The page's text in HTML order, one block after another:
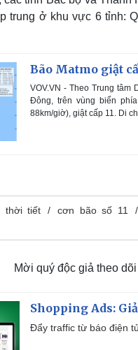
trung ở khu vực 6 tỉnh:
Bão Matmo giật
VOV.VN - Theo Trung tâm
Đông, trên vùng biển
88km/giờ), giật cấp 11. Di
thời tiết cơn bão số 11
Mời quý độc giả theo
Shopping Ads:
Đẩy traffic từ báo điện